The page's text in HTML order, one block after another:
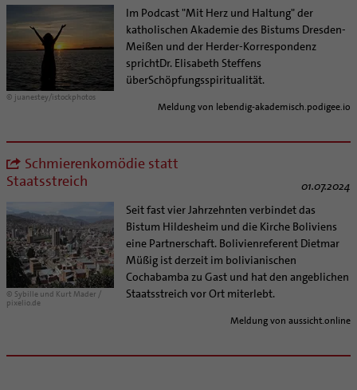
Personalentwicklung
Unterstützungsangebot für Seelsorgende
Supervision
Coaching
KirchenZeitung online
Pfarrgemeinden
© juanestey/istockphotos
Im Podcast "Mit Herz und Haltung" der
katholischen Akademie des Bistums Dresden-
Meißen und der Herder-Korrespondenz
sprichtDr. Elisabeth Steffens
überSchöpfungsspiritualität.
Meldung von lebendig-akademisch.podigee.io
Schmierenkomödie statt
Staatsstreich
01.07.2024
© Sybille und Kurt Mader /
pixelio.de
Seit fast vier Jahrzehnten verbindet das
Bistum Hildesheim und die Kirche Boliviens
eine Partnerschaft. Bolivienreferent Dietmar
Müßig ist derzeit im bolivianischen
Cochabamba zu Gast und hat den angeblichen
Staatsstreich vor Ort miterlebt.
Meldung von aussicht.online